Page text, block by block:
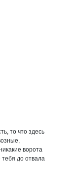
то что здесь
ворота
тебя до отвала